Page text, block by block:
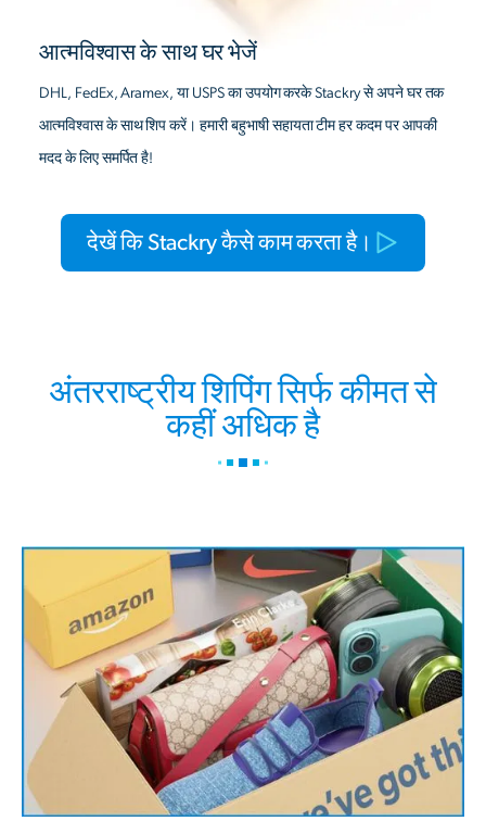
आत्मविश्वास के साथ घर भेजें
DHL, FedEx, Aramex, या USPS का उपयोग करके Stackry से अपने घर तक
आत्मविश्वास के साथ शिप करें। हमारी बहुभाषी सहायता टीम हर कदम पर आपकी
मदद के लिए समर्पित है!
देखें कि Stackry कैसे काम करता है।
अंतरराष्ट्रीय शिपिंग सिर्फ कीमत से
कहीं अधिक है